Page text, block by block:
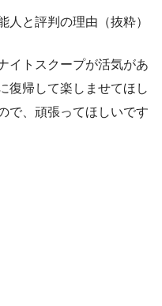
人と評判の理由（抜粋）
イトスクープが活気があ
復帰して楽しませてほし
で、頑張ってほしいです